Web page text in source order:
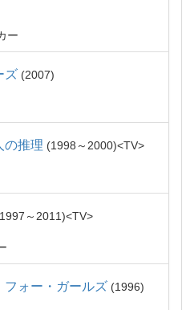
ー
ズ 2007
の推理 1998～2000 TV
1997～2011 TV
フォー・ガールズ 1996